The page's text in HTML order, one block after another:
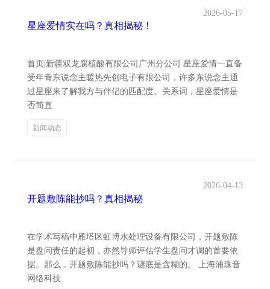
星座爱情实在吗？真相揭秘！
2026-05-17
首页|新疆双龙腐植酸有限公司广州分公司 星座爱情一直备
受年青东说念主暖热先创电子有限公司，许多东说念主通
过星座来了解我方与伴侣的匹配度。关系词，星座爱情是
否简直
新闻动态
开题敷陈能抄吗？真相揭秘
2026-04-13
在学术写稿中雁塔区虹博水处理设备有限公司，开题敷陈
是盘问责任的起初，亦然导师评估学生盘问才调的首要依
据。那么，开题敷陈能抄吗？谜底是含糊的。 上海浦珠音
网络科技